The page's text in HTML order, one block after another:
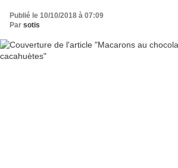
Publié le 10/10/2018 à 07:09
Par sotis